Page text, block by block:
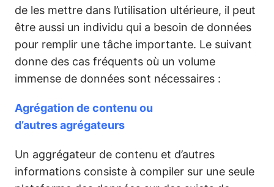
de les mettre dans l’utilisation ultérieure, il peut
être aussi un individu qui a besoin de données
pour remplir une tâche importante. Le suivant
donne des cas fréquents où un volume
immense de données sont nécessaires :
Agrégation de contenu ou
d’autres agrégateurs
Un aggrégateur de contenu et d’autres
informations consiste à compiler sur une seule